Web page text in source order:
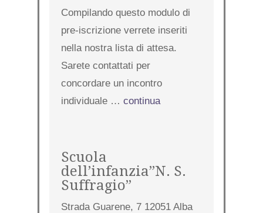
Compilando questo modulo di
pre-iscrizione verrete inseriti
nella nostra lista di attesa.
Sarete contattati per
concordare un incontro
individuale … continua
Scuola
dell’infanzia”N. S.
Suffragio”
Strada Guarene, 7 12051 Alba